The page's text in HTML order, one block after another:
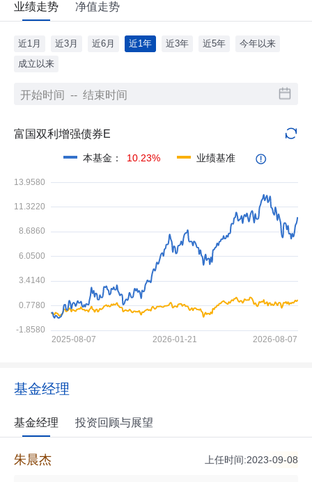
业绩走势 净值走势
近1月 近3月 近6月 近1年 近3年 近5年
今年以来
成立以来
富国双利增强债券E
本基金 ： 10.23% 业绩基准
基金经理
基金经理 投资回顾与展望
朱晨杰 上任时间:2023-09-08